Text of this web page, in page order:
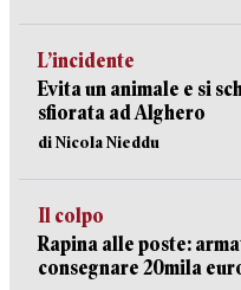
L’incidente
Evita un animale e si
sfiorata ad Alghero
di Nicola Nieddu
Il colpo
Rapina alle poste:
consegnare 20mila